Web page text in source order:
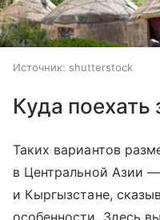
Источник: shutterstock
Куда поехать
Таких вариантов
в Центральной Азии
и Кыргызстане,
особенности. Здесь